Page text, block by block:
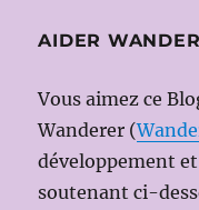
AIDER
Vous aimez ce
Wanderer (
développement
soutenant ci-